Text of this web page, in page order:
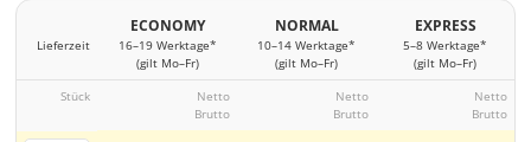
Lieferzeit
ECONOMY
16–19 Werktage*
(gilt Mo–Fr)
NORMAL
10–14 Werktage*
(gilt Mo–Fr)
EXPRESS
5–8 Werktage*
(gilt Mo–Fr)
Stück
Netto
Brutto
Netto
Brutto
Netto
Brutto